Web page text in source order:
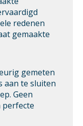
redenen
gemaakte
gemeten
aan te sluiten
Geen
perfecte